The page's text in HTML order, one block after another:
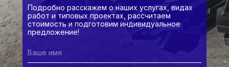
Подробно расскажем о наших услугах, видах
работ и типовых проектах, рассчитаем
стоимость и подготовим индивидуальное
предложение!